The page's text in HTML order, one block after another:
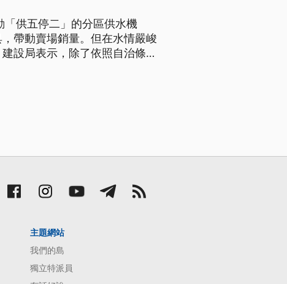
供五停二」的分區供水機
帶動賣場銷量。但在水情嚴峻
設局表示，除了依照自治條例
，連小的都沒了耶！」、「如
主題網站
我們的島
獨立特派員